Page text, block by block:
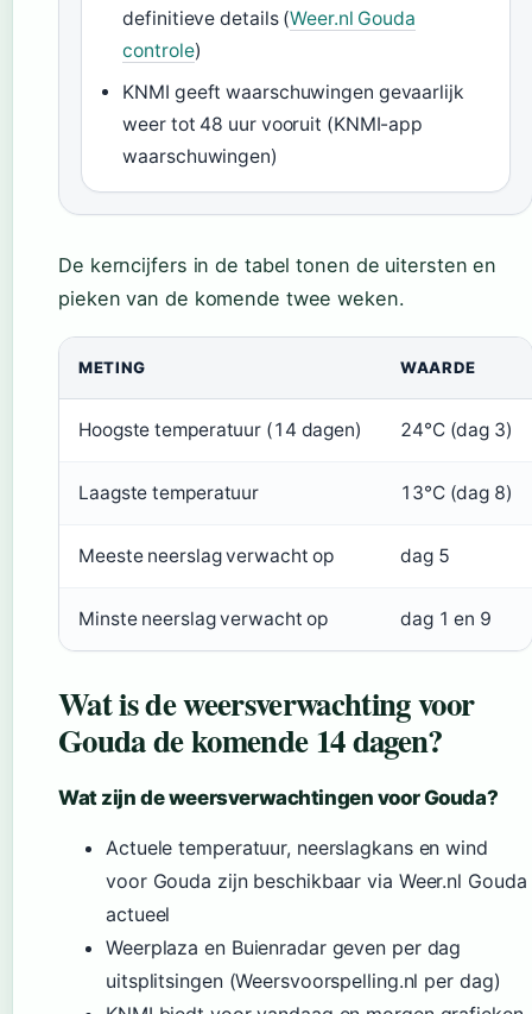
definitieve details (Weer.nl Gouda
controle)
KNMI geeft waarschuwingen gevaarlijk
weer tot 48 uur vooruit (KNMI-app
waarschuwingen)
De kerncijfers in de tabel tonen de uitersten en
pieken van de komende twee weken.
Kerncijfers 14-daagse weersverwachting Gouda
METING WAARDE
Hoogste temperatuur (14 dagen) 24°C (dag 3)
Laagste temperatuur 13°C (dag 8)
Meeste neerslag verwacht op dag 5
Minste neerslag verwacht op dag 1 en 9
Wat is de weersverwachting voor
Gouda de komende 14 dagen?
Wat zijn de weersverwachtingen voor Gouda?
Actuele temperatuur, neerslagkans en wind
voor Gouda zijn beschikbaar via Weer.nl Gouda
actueel
Weerplaza en Buienradar geven per dag
uitsplitsingen (Weersvoorspelling.nl per dag)